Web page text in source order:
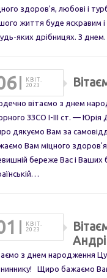
здоров'я, любові і
життя буде яскравим
яких дрібницях. З
КВІТ.
2023
вітаємо з днем
ЗЗСО І-ІІІ ст. —
дякуємо Вам за
Вам міцного здоров'я
береже Вас і Ваших
КВІТ.
2023
з днем народження
Щиро бажаємо